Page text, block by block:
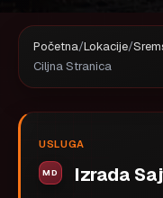
Početna/Lokacije/
Ciljna Stranica
USLUGA
Izrada